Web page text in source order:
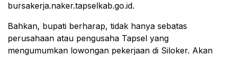
bursakerja.naker.tapselkab.go.id.
Bahkan, bupati berharap, tidak hanya sebatas
perusahaan atau pengusaha Tapsel yang
mengumumkan lowongan pekerjaan di Siloker. Akan